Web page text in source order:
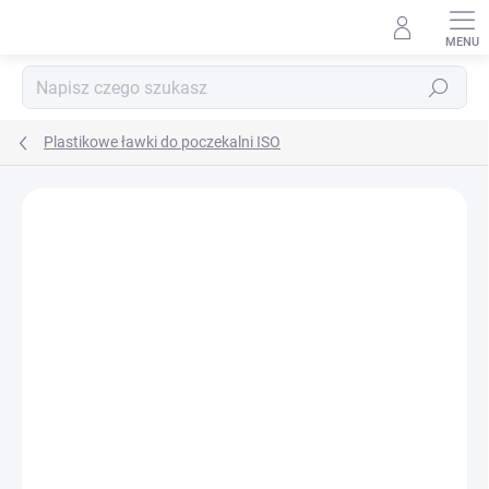
Szukaj
Plastikowe ławki do poczekalni ISO